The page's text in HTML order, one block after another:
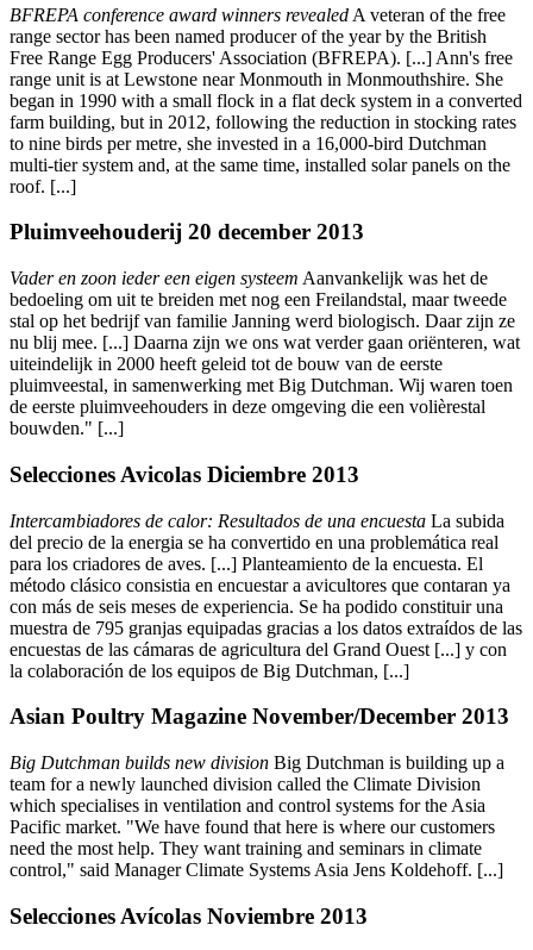
BFREPA conference award winners revealed A veteran of the free
range sector has been named producer of the year by the British
Free Range Egg Producers' Association (BFREPA). [...] Ann's free
range unit is at Lewstone near Monmouth in Monmouthshire. She
began in 1990 with a small flock in a flat deck system in a converted
farm building, but in 2012, following the reduction in stocking rates
to nine birds per metre, she invested in a 16,000-bird Dutchman
multi-tier system and, at the same time, installed solar panels on the
roof. [...]
Pluimveehouderij 20 december 2013
Vader en zoon ieder een eigen systeem Aanvankelijk was het de
bedoeling om uit te breiden met nog een Freilandstal, maar tweede
stal op het bedrijf van familie Janning werd biologisch. Daar zijn ze
nu blij mee. [...] Daarna zijn we ons wat verder gaan oriënteren, wat
uiteindelijk in 2000 heeft geleid tot de bouw van de eerste
pluimveestal, in samenwerking met Big Dutchman. Wij waren toen
de eerste pluimveehouders in deze omgeving die een volièrestal
bouwden." [...]
Selecciones Avicolas Diciembre 2013
Intercambiadores de calor: Resultados de una encuesta La subida
del precio de la energia se ha convertido en una problemática real
para los criadores de aves. [...] Planteamiento de la encuesta. El
método clásico consistia en encuestar a avicultores que contaran ya
con más de seis meses de experiencia. Se ha podido constituir una
muestra de 795 granjas equipadas gracias a los datos extraídos de las
encuestas de las cámaras de agricultura del Grand Ouest [...] y con
la colaboración de los equipos de Big Dutchman, [...]
Asian Poultry Magazine November/December 2013
Big Dutchman builds new division Big Dutchman is building up a
team for a newly launched division called the Climate Division
which specialises in ventilation and control systems for the Asia
Pacific market. "We have found that here is where our customers
need the most help. They want training and seminars in climate
control," said Manager Climate Systems Asia Jens Koldehoff. [...]
Selecciones Avícolas Noviembre 2013